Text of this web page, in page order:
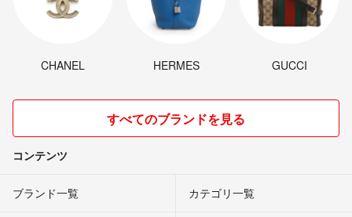
CHANEL HERMES GUCCI
すべてのブランドを見る
コンテンツ
ブランド一覧 カテゴリ一覧